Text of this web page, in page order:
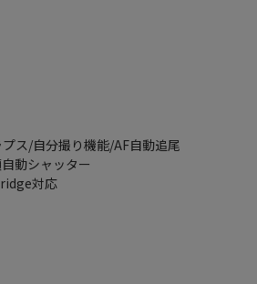
ス/自分撮り機能/AF自動追尾
動シャッター
対応